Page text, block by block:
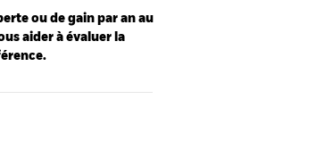
ou de gain par an au
aider à évaluer la